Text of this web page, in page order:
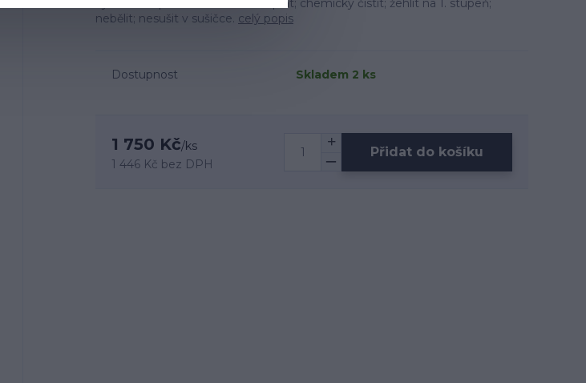
výroba. Doporučená údržba: neprat; chemicky čistit; žehlit na 1. stupeň;
nebělit; nesušit v sušičce. celý popis
Dostupnost Skladem 2 ks
1 750 Kč/ks
1 446 Kč bez DPH
Přidat do košíku